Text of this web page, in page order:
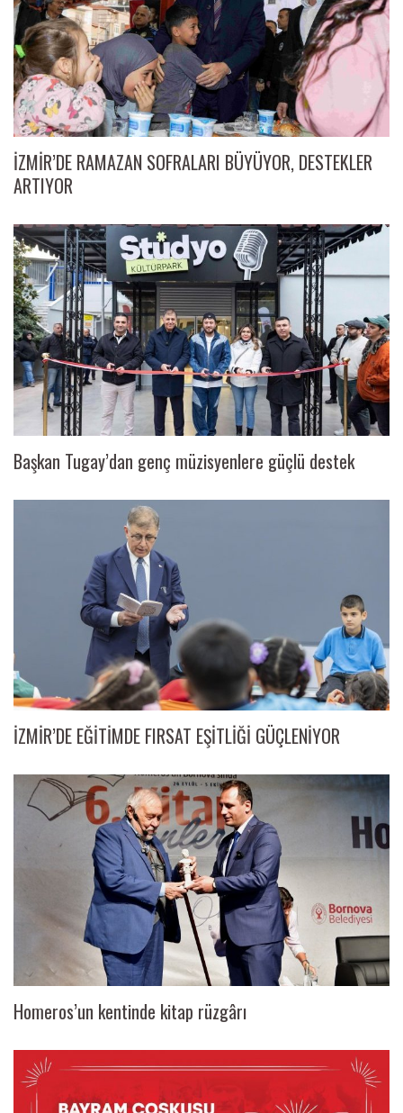
İZMİR’DE RAMAZAN SOFRALARI BÜYÜYOR, DESTEKLER
ARTIYOR
Başkan Tugay’dan genç müzisyenlere güçlü destek
İZMİR’DE EĞİTİMDE FIRSAT EŞİTLİĞİ GÜÇLENİYOR
Homeros’un kentinde kitap rüzgârı